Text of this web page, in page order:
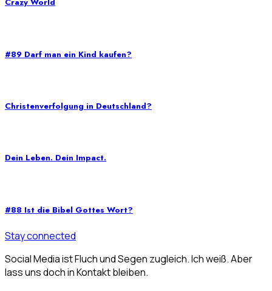
Crazy World
#89 Darf man ein Kind kaufen?
Christenverfolgung in Deutschland?
Dein Leben. Dein Impact.
#88 Ist die Bibel Gottes Wort?
Stay connected
Social Media ist Fluch und Segen zugleich. Ich weiß. Aber
lass uns doch in Kontakt bleiben.